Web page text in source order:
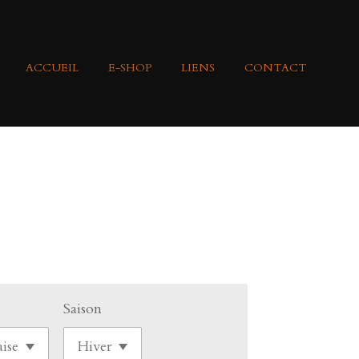
ACCUEIL E-SHOP LIENS CONTACT
Saison